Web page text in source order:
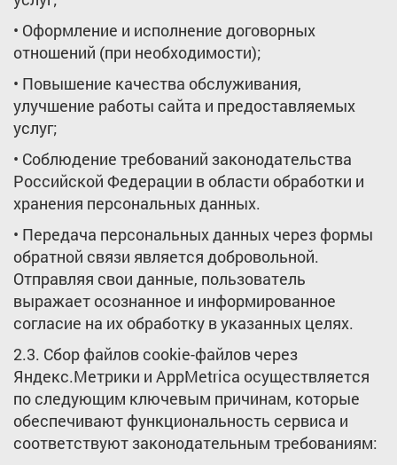
• Оформление и исполнение договорных
отношений (при необходимости);
• Повышение качества обслуживания,
улучшение работы сайта и предоставляемых
услуг;
• Соблюдение требований законодательства
Российской Федерации в области обработки и
хранения персональных данных.
• Передача персональных данных через формы
обратной связи является добровольной.
Отправляя свои данные, пользователь
выражает осознанное и информированное
согласие на их обработку в указанных целях.
2.3. Сбор файлов cookie-файлов через
Яндекс.Метрики и AppMetrica осуществляется
по следующим ключевым причинам, которые
обеспечивают функциональность сервиса и
соответствуют законодательным требованиям: